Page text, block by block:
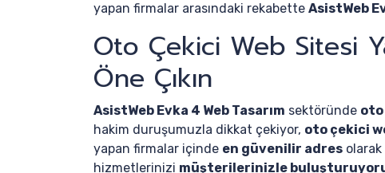
yapan firmalar arasındaki rekabette AsistWeb
Oto Çekici Web Sitesi
Öne Çıkın
AsistWeb Evka 4 Web Tasarım sektöründe oto
hakim duruşumuzla dikkat çekiyor, oto çekici
yapan firmalar içinde en güvenilir adres olarak
hizmetlerinizi müşterilerinizle